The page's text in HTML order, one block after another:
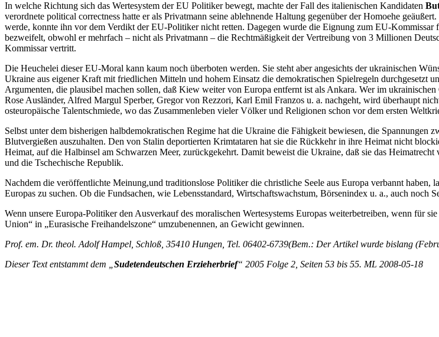
In welche Richtung sich das Wertesystem der EU Politiker bewegt, machte der Fall des italienischen Kandidaten
verordnete political correctness hatte er als Privatmann seine ablehnende Haltung gegenüber der Homoehe
werde, konnte ihn vor dem Verdikt der EU-Politiker nicht retten. Dagegen wurde die Eignung zum EU-Kommissar
bezweifelt, obwohl er mehrfach – nicht als Privatmann – die Rechtmäßigkeit der Vertreibung von 3 Millionen
Kommissar vertritt.
Die Heuchelei dieser EU-Moral kann kaum noch überboten werden. Sie steht aber angesichts der ukrainischen
Ukraine aus eigener Kraft mit friedlichen Mitteln und hohem Einsatz die demokratischen Spielregeln durchgesetzt
Argumenten, die plausibel machen sollen, daß Kiew weiter von Europa entfernt ist als Ankara. Wer im
Rose Ausländer, Alfred Margul Sperber, Gregor von Rezzori, Karl Emil Franzos u. a. nachgeht, wird überhaupt
osteuropäische Talentschmiede, wo das Zusammenleben vieler Völker und Religionen schon vor dem ersten
Selbst unter dem bisherigen halbdemokratischen Regime hat die Ukraine die Fähigkeit bewiesen, die
Blutvergießen auszuhalten. Den von Stalin deportierten Krimtataren hat sie die Rückkehr in ihre Heimat nicht
Heimat, auf die Halbinsel am Schwarzen Meer, zurückgekehrt. Damit beweist die Ukraine, daß sie das
und die Tschechische Republik.
Nachdem die veröffentlichte Meinung,und traditionslose Politiker die christliche Seele aus Europa verbannt haben,
Europas zu suchen. Ob die Fundsachen, wie Lebensstandard, Wirtschaftswachstum, Börsenindex u. a., auch noch
Wenn unsere Europa-Politiker den Ausverkauf des moralischen Wertesystems Europas weiterbetreiben, wenn für
Union“ in „Eurasische Freihandelszone“ umzubenennen, an Gewicht gewinnen.
Prof. em. Dr. theol. Adolf Hampel, Schloß, 35410 Hungen, Tel. 06402-6739(Bem.: Der Artikel wurde bislang
Dieser Text entstammt dem „ Sudetendeutschen Erzieherbrief“ 2005 Folge 2, Seiten 53 bis 55. ML 2008-05-18